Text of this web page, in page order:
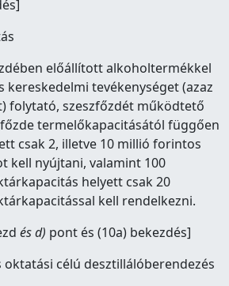
előállított alkoholtermékkel
kereskedelmi tevékenységet (azaz
folytató, szeszfőzdét működtető
termelőkapacitásától függően
csak 2, illetve 10 millió forintos
kell nyújtani, valamint 100
helyett csak 20
kell rendelkezni.
és d) pont és (10a) bekezdés]
oktatási célú desztillálóberendezés